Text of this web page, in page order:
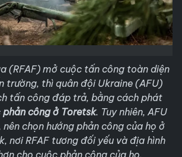
(RFAF) mở cuộc tấn công toàn diện
trường, thì quân đội Ukraine (AFU)
tấn công đáp trả, bằng cách phát
phản công ở Toretsk. Tuy nhiên, AFU
chọn hướng phản công của họ ở
nơi RFAF tương đối yếu và địa hình
cho cuộc phản công của họ.